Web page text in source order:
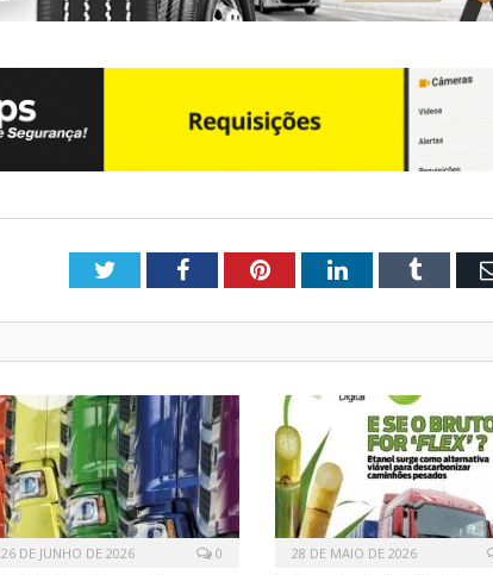
TwitterFacebookPinterestLinkedInTumblr
26 DE JUNHO DE 2026 0 28 DE MAIO DE 2026